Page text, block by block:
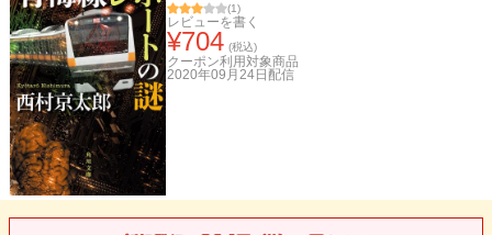
(1)
レビューを書く
¥704 (税込)
クーポン利用対象商品
2020年09月24日 配信